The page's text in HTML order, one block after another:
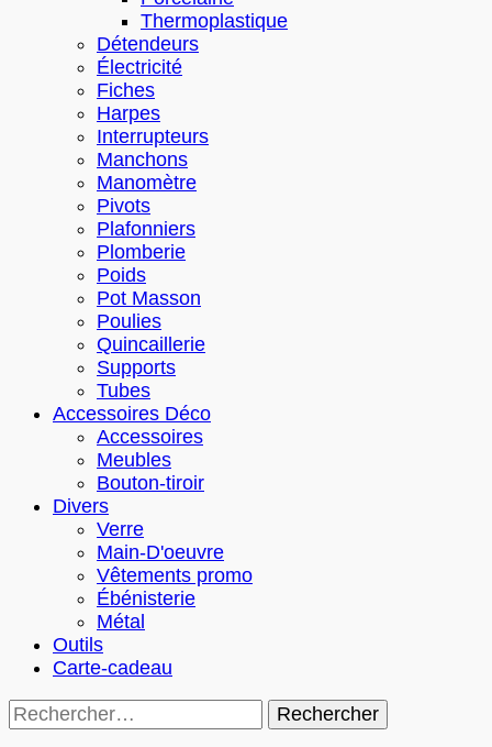
Thermoplastique
Détendeurs
Électricité
Fiches
Harpes
Interrupteurs
Manchons
Manomètre
Pivots
Plafonniers
Plomberie
Poids
Pot Masson
Poulies
Quincaillerie
Supports
Tubes
Accessoires Déco
Accessoires
Meubles
Bouton-tiroir
Divers
Verre
Main-D'oeuvre
Vêtements promo
Ébénisterie
Métal
Outils
Carte-cadeau
Rechercher :